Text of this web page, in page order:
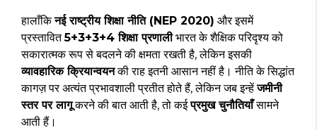
हालाँकिनई राष्ट्रीय शिक्षा नीति (NEP 2020) और इसमें
प्रस्तावित5+3+3+4 शिक्षा प्रणालीभारत के शैक्षिक परिदृश्य को
सकारात्मक रूप से बदलने की क्षमता रखती है, लेकिन इसकी
व्यावहारिक क्रियान्वयनकी राह इतनी आसान नहीं है। नीति के सिद्धांत
कागज़ पर अत्यंत प्रभावशाली प्रतीत होते हैं, लेकिन जब इन्हेंजमीनी
स्तर पर लागूकरने की बात आती है, तो कईप्रमुख चुनौतियाँसामने
आती हैं।